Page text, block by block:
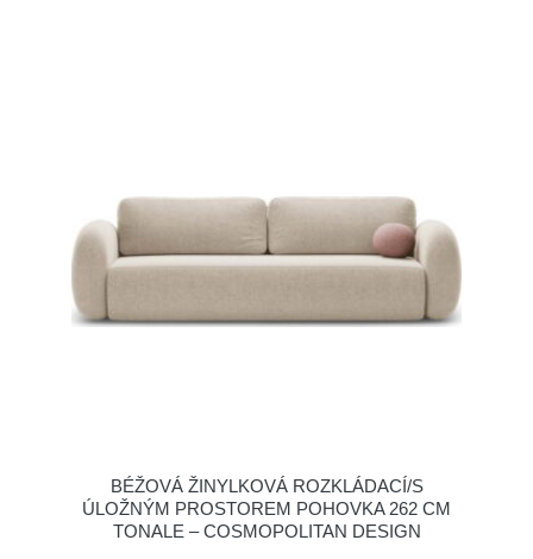
BÉŽOVÁ ŽINYLKOVÁ ROZKLÁDACÍ/S
ÚLOŽNÝM PROSTOREM POHOVKA 262 CM
TONALE – COSMOPOLITAN DESIGN